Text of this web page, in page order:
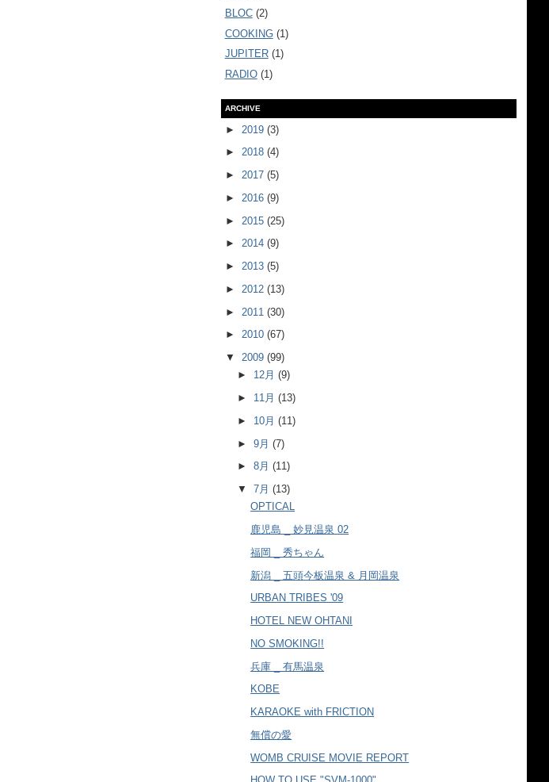
BLOC (2)
COOKING (1)
JUPITER (1)
RADIO (1)
ARCHIVE
► 2019 (3)
► 2018 (4)
► 2017 (5)
► 2016 (9)
► 2015 (25)
► 2014 (9)
► 2013 (5)
► 2012 (13)
► 2011 (30)
► 2010 (67)
▼ 2009 (99)
► 12月(9)
► 11月(13)
► 10月(11)
►9月(7)
►8月(11)
▼7月(13)
OPTICAL
鹿児島 _ 妙見温泉 02
福岡 _ 秀ちゃん
新潟 _ 五頭今板温泉 & 月岡温泉
URBAN TRIBES '09
HOTEL NEW OHTANI
NO SMOKING!!
兵庫 _ 有馬温泉
KOBE
KARAOKE with FRICTION
無償の愛
WOMB CRUISE MOVIE REPORT